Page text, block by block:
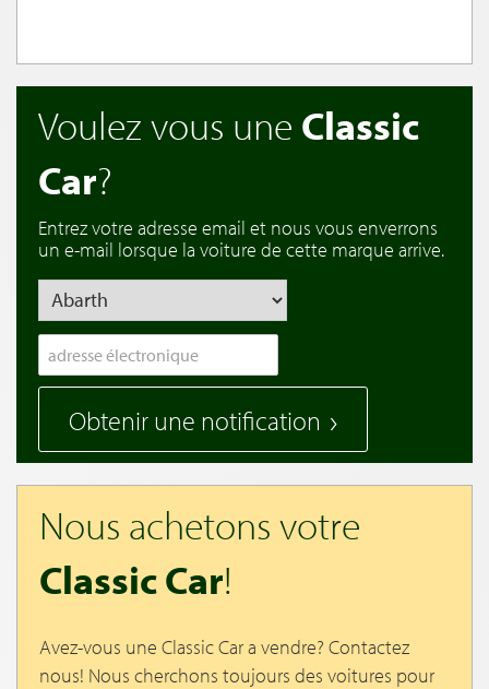
Voulez vous une Classic
Car?
Entrez votre adresse email et nous vous enverrons
un e-mail lorsque la voiture de cette marque arrive.
Obtenir une notification
Nous achetons votre
Classic Car!
Avez-vous une Classic Car a vendre? Contactez
nous! Nous cherchons toujours des voitures pour